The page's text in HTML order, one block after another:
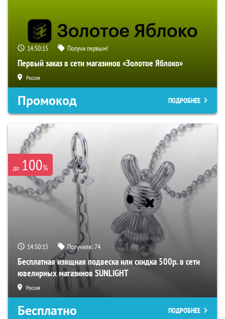
14:50:15 Получи первым!
Первый заказ в сети магазинов «Золотое Яблоко»
Россия
Промокод ПОДРОБНЕЕ
до 100%
14:50:15 Получили:74
Бесплатная изящная подвеска или скидка 500р. в сети
ювелирных магазинов SUNLIGHT
Россия
Бесплатно ПОДРОБНЕЕ